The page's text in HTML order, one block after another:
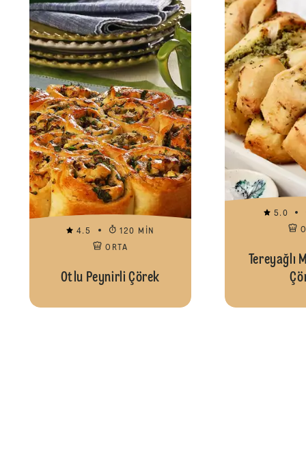
4.5
120 MIN
ORTA
Otlu Peynirli Çörek
5.0
Tereyağlı